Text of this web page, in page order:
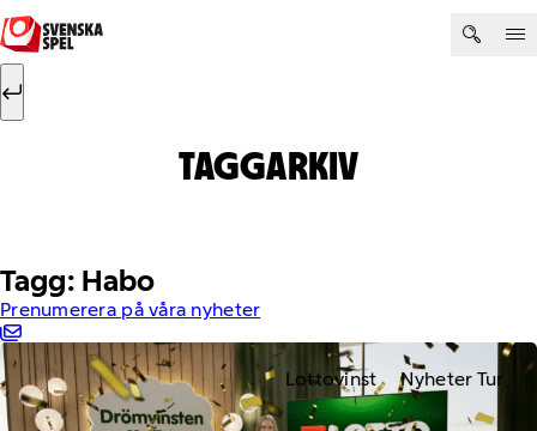
Hoppa till innehåll
Sök efter:
TAGGARKIV
Tagg: Habo
Prenumerera på våra nyheter
Lottovinst Nyheter Tur